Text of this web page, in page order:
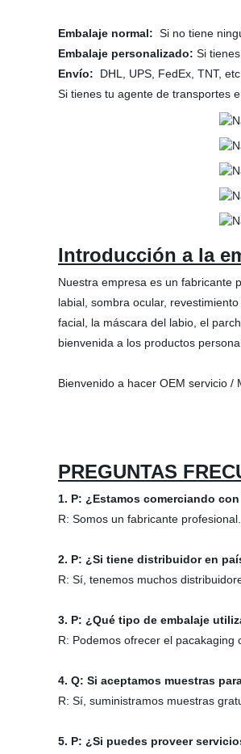
Embalaje normal: Si no tiene
Embalaje personalizado: Si
Envío:
DHL, UPS, FedEx, TNT, etc.
Si tienes tu agente de transportes
Introducción a la
Nuestra empresa es un fabricante
labial, sombra ocular,
facial, la máscara del labio, el
bienvenida a los productos
Bienvenido a hacer OEM servicio
PREGUNTAS
1. P: ¿Estamos comerciando
R: Somos un fabricante
2. P: ¿Si tiene distribuidor en
R: Sí, tenemos muchos
3. P: ¿Qué tipo de embalaje
R: Podemos ofrecer el pacakaging
4. Q: Si aceptamos muestras
R: Sí, suministramos muestras
5. P: ¿Si puedes proveer